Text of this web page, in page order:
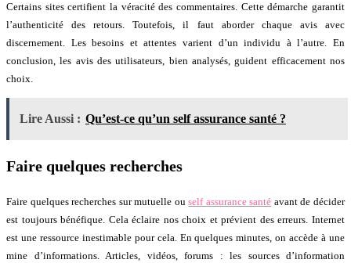
Certains sites certifient la véracité des commentaires. Cette démarche garantit
l’authenticité des retours. Toutefois, il faut aborder chaque avis avec
discernement. Les besoins et attentes varient d’un individu à l’autre. En
conclusion, les avis des utilisateurs, bien analysés, guident efficacement nos
choix.
Lire Aussi : Qu’est-ce qu’un self assurance santé ?
Faire quelques recherches
Faire quelques recherches sur mutuelle ouself assurance santé avant de décider
est toujours bénéfique. Cela éclaire nos choix et prévient des erreurs. Internet
est une ressource inestimable pour cela. En quelques minutes, on accède à une
mine d’informations. Articles, vidéos, forums : les sources d’information